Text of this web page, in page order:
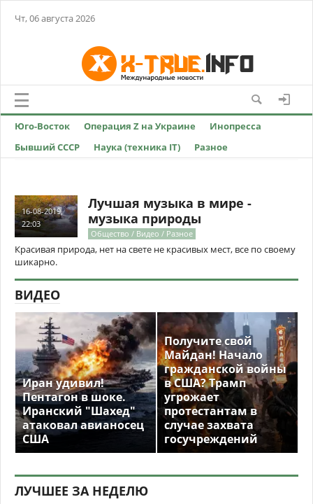
Чт, 06 августа 2026
Юго-Восток Операция Z на Украине
Инопресса
Бывший СССР
Наука (техника IT) Разное
16-08-2019,
22:03
Лучшая музыка в мире -
музыка природы
Общество / Видео / Разное
Красивая природа, нет на свете не красивых мест, все по своему
шикарно.
ВИДЕО
Иран удивил!
Пентагон в шоке.
Иранский "Шахед"
атаковал авианосец
США
Получите свой
Майдан! Начало
гражданской войны
в США? Трамп
угрожает
протестантам в
случае захвата
госучреждений
ЛУЧШЕЕ ЗА НЕДЕЛЮ